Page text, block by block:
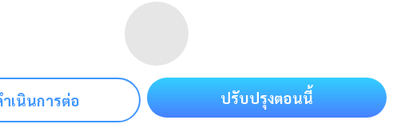
ำเนินการต่อ ปรับปรุงตอนนี้